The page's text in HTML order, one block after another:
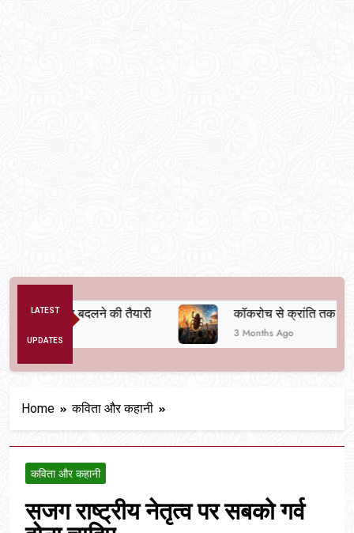
LATEST
UPDATES
व्यवस्था बदलने की तैयारी कॉकरोच से क्रांति तक
3 Months Ago
Home कविता और कहानी
कविता और कहानी
सजग राष्ट्रीय नेतृत्व पर सबको गर्व